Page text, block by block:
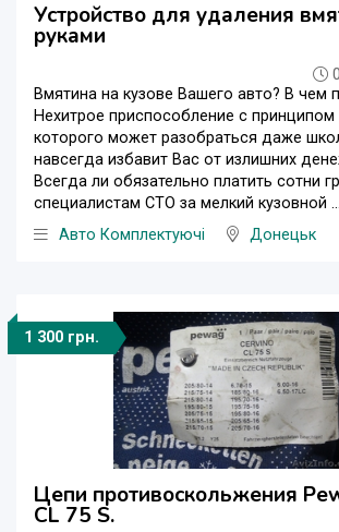
Устройство для удаления
руками
Вмятина на кузове Вашего авто? В чем
Нехитрое приспособление с принципом
которого может разобраться даже
навсегда избавит Вас от излишних
Всегда ли обязательно платить сотни
специалистам СТО за мелкий кузовной ...
Авто Комплектуючі
Донецьк
1 300 грн.
Цепи противоскольжения
CL 75 S.